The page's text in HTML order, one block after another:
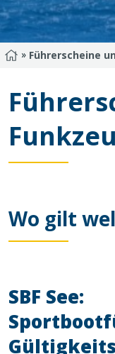
Startseite
» Führerscheine
Wo gilt
SBF See: